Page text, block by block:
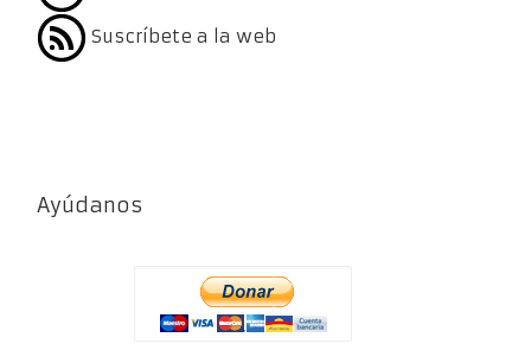
Suscríbete a la web
Ayúdanos